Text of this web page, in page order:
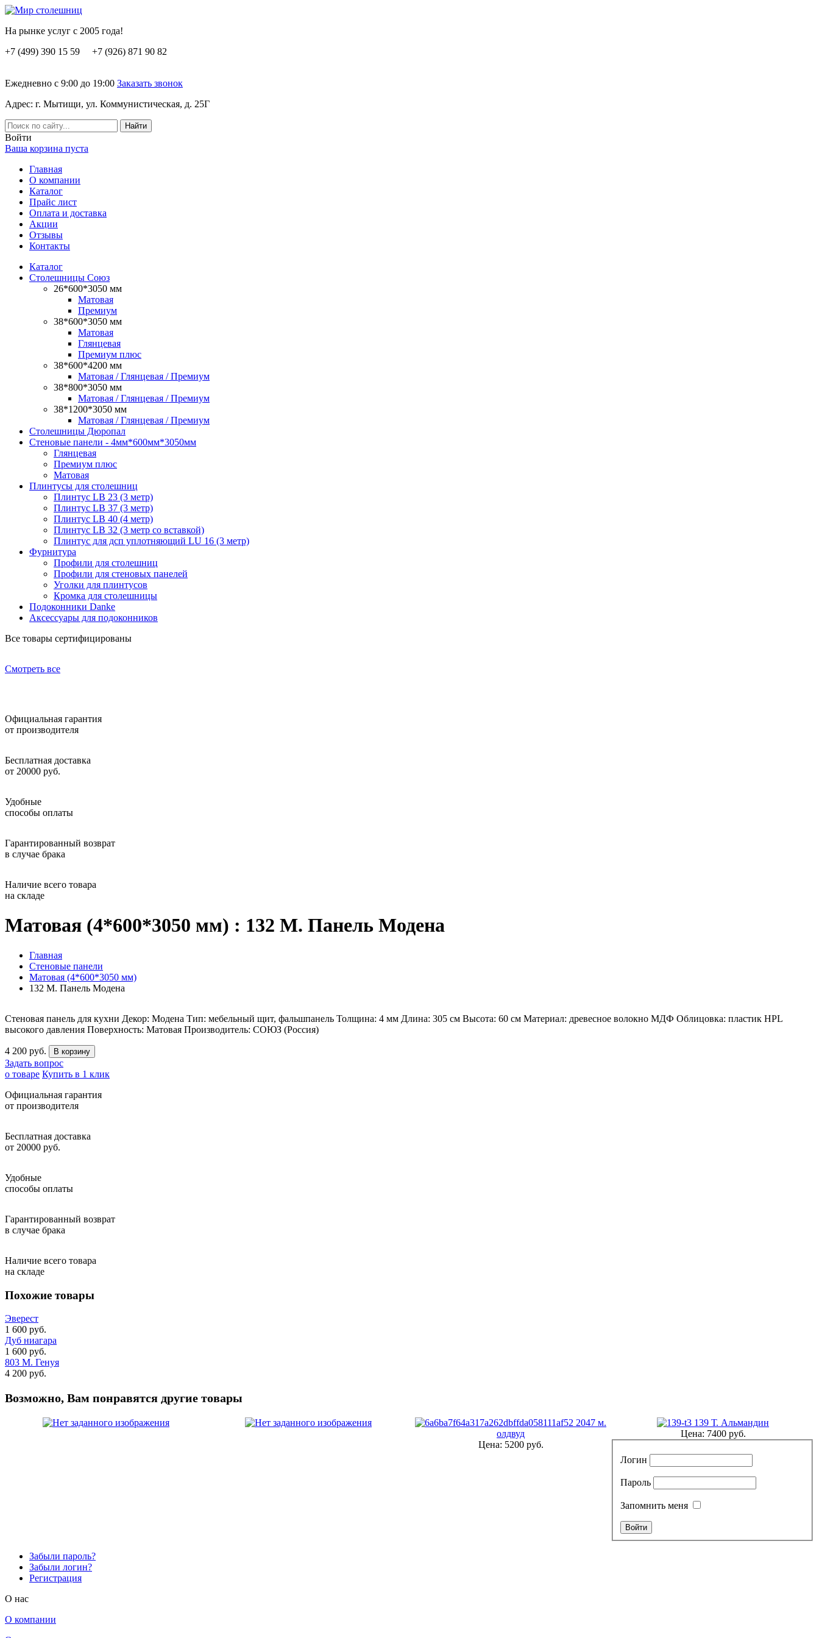
На рынке услуг с 2005 года!
+7 (499) 390 15 59 +7 (926) 871 90 82
Ежедневно с 9:00 до 19:00 Заказать звонок
Адрес: г. Мытищи, ул. Коммунистическая, д. 25Г
Вoйти
Ваша корзина пуста
Главная
О компании
Каталог
Прайс лист
Оплата и доставка
Акции
Отзывы
Контакты
Каталог
Столешницы Союз
26*600*3050 мм
Матовая
Премиум
38*600*3050 мм
Матовая
Глянцевая
Премиум плюс
38*600*4200 мм
Матовая / Глянцевая / Премиум
38*800*3050 мм
Матовая / Глянцевая / Премиум
38*1200*3050 мм
Матовая / Глянцевая / Премиум
Столешницы Дюропал
Стеновые панели - 4мм*600мм*3050мм
Глянцевая
Премиум плюс
Матовая
Плинтусы для столешниц
Плинтус LB 23 (3 метр)
Плинтус LB 37 (3 метр)
Плинтус LB 40 (4 метр)
Плинтус LB 32 (3 метр со вставкой)
Плинтус для дсп уплотняющий LU 16 (3 метр)
Фурнитура
Профили для столешниц
Профили для стеновых панелей
Уголки для плинтусов
Кромка для столешницы
Подоконники Danke
Аксессуары для подоконников
Все товары сертифицированы
Смотреть все
Официальная гарантия
от производителя
Бесплатная доставка
от 20000 руб.
Удобные
способы оплаты
Гарантированный возврат
в случае брака
Наличие всего товара
на складе
Матовая (4*600*3050 мм) : 132 М. Панель Модена
Главная
Стеновые панели
Матовая (4*600*3050 мм)
132 М. Панель Модена
Стеновая панель для кухни Декор: Модена Тип: мебельный щит, фальшпанель Толщина: 4 мм Длина: 305 см Высота: 60 см Материал: древесное волокно МДФ Облицовка: пластик HPL
высокого давления Поверхность: Матовая Производитель: СОЮЗ (Россия)
4 200 руб.
Задать вопрос
о товаре Купить в 1 клик
Официальная гарантия
от производителя
Бесплатная доставка
от 20000 руб.
Удобные
способы оплаты
Гарантированный возврат
в случае брака
Наличие всего товара
на складе
Похожие товары
Эверест
1 600 руб.
Дуб ниагара
1 600 руб.
803 М. Генуя
4 200 руб.
Возможно, Вам понравятся другие товары
2047 м.
олдвуд
Цена: 5200 руб.
139 Т. Альмандин
Цена: 7400 руб.
Логин
Пароль
Запомнить меня
Забыли пароль?
Забыли логин?
Регистрация
O нас
О компании